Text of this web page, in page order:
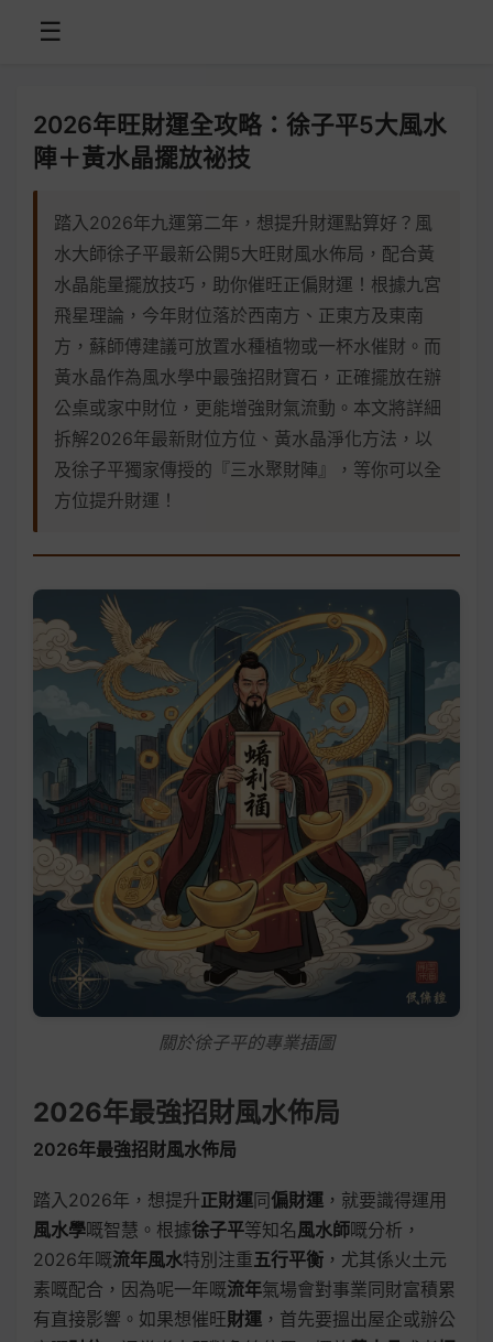
☰
2026年旺財運全攻略：徐子平5大風水
陣＋黃水晶擺放祕技
踏入2026年九運第二年，想提升財運點算好？風
水大師徐子平最新公開5大旺財風水佈局，配合黃
水晶能量擺放技巧，助你催旺正偏財運！根據九宮
飛星理論，今年財位落於西南方、正東方及東南
方，蘇師傅建議可放置水種植物或一杯水催財。而
黃水晶作為風水學中最強招財寶石，正確擺放在辦
公桌或家中財位，更能增強財氣流動。本文將詳細
拆解2026年最新財位方位、黃水晶淨化方法，以
及徐子平獨家傳授的『三水聚財陣』，等你可以全
方位提升財運！
關於徐子平的專業插圖
2026年最強招財風水佈局
2026年最強招財風水佈局
踏入2026年，想提升正財運同偏財運 ，就要識得運用
風水學嘅智慧。根據徐子平等知名風水師嘅分析，
2026年嘅流年風水特別注重五行平衡 ，尤其係火土元
素嘅配合，因為呢一年嘅流年氣場會對事業同財富積累
有直接影響。如果想催旺財運 ，首先要搵出屋企或辦公